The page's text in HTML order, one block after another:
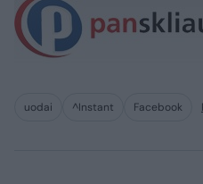
uodai ^Instant Facebook